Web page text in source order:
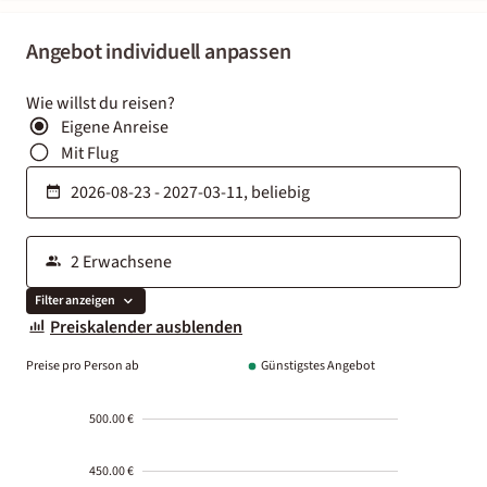
Angebot individuell anpassen
Wie willst du reisen?
Eigene Anreise
Mit Flug
Filter anzeigen
Preiskalender ausblenden
Preise pro Person ab Günstigstes Angebot
500.00 €
450.00 €